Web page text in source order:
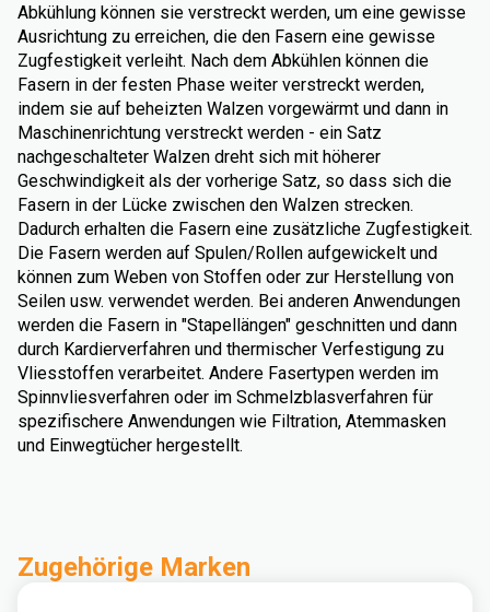
Abkühlung können sie verstreckt werden, um eine gewisse
Ausrichtung zu erreichen, die den Fasern eine gewisse
Zugfestigkeit verleiht. Nach dem Abkühlen können die
Fasern in der festen Phase weiter verstreckt werden,
indem sie auf beheizten Walzen vorgewärmt und dann in
Maschinenrichtung verstreckt werden - ein Satz
nachgeschalteter Walzen dreht sich mit höherer
Geschwindigkeit als der vorherige Satz, so dass sich die
Fasern in der Lücke zwischen den Walzen strecken.
Dadurch erhalten die Fasern eine zusätzliche Zugfestigkeit.
Die Fasern werden auf Spulen/Rollen aufgewickelt und
können zum Weben von Stoffen oder zur Herstellung von
Seilen usw. verwendet werden. Bei anderen Anwendungen
werden die Fasern in "Stapellängen" geschnitten und dann
durch Kardierverfahren und thermischer Verfestigung zu
Vliesstoffen verarbeitet. Andere Fasertypen werden im
Spinnvliesverfahren oder im Schmelzblasverfahren für
spezifischere Anwendungen wie Filtration, Atemmasken
und Einwegtücher hergestellt.
Zugehörige Marken